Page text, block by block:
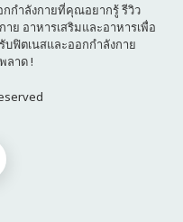
กกำลังกายที่คุณอยากรู้ รีวิว
ย อาหารเสริมและอาหารเพื่อ
ฟิตเนสและออกกำลังกาย
ลาด !